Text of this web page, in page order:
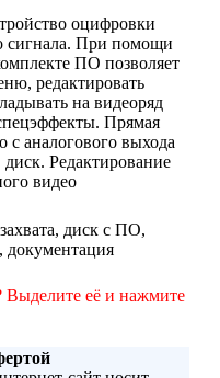
оцифровки
сигнала. При помощи
ПО позволяет
редактировать
на видеоряд
Прямая
с аналогового выхода
Редактирование
видео
диск с ПО,
документация
Выделите её и нажмите